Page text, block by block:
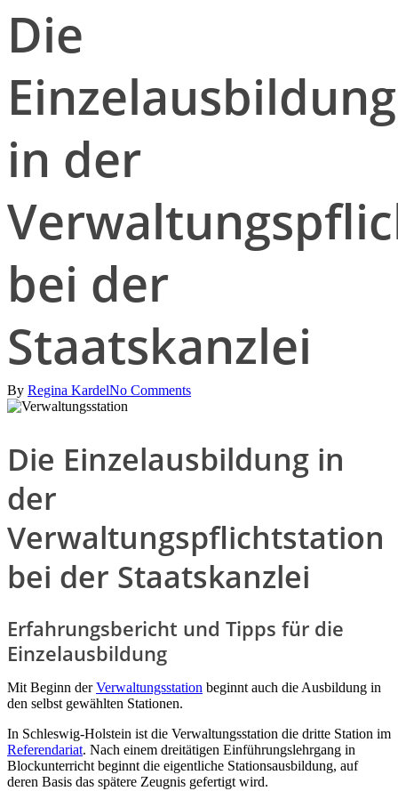
Die
Einzelausbildung
in der
bei der
Staatskanzlei
By Regina KardelNo Comments
Die Einzelausbildung in
der
Verwaltungspflichtstation
bei der Staatskanzlei
Erfahrungsbericht und Tipps für die
Einzelausbildung
Mit Beginn derVerwaltungsstation beginnt auch die Ausbildung in
den selbst gewählten Stationen.
In Schleswig-Holstein ist die Verwaltungsstation die dritte Station im
Referendariat. Nach einem dreitätigen Einführungslehrgang in
Blockunterricht beginnt die eigentliche Stationsausbildung, auf
deren Basis das spätere Zeugnis gefertigt wird.